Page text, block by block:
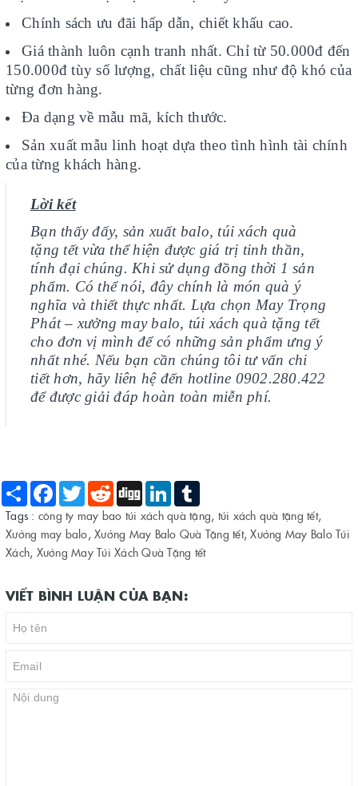
Chính sách ưu đãi hấp dẫn, chiết khấu cao.
Giá thành luôn cạnh tranh nhất. Chỉ từ 50.000đ đến
150.000đ tùy số lượng, chất liệu cũng như độ khó của
từng đơn hàng.
Đa dạng về mẫu mã, kích thước.
Sản xuất mẫu linh hoạt dựa theo tình hình tài chính
của từng khách hàng.
Lời kết
Bạn thấy đấy, sản xuất balo, túi xách quà
tặng tết vừa thể hiện được giá trị tinh thần,
tính đại chúng. Khi sử dụng đồng thời 1 sản
phẩm. Có thể nói, đây chính là món quà ý
nghĩa và thiết thực nhất. Lựa chọn May Trọng
Phát – xưởng may balo, túi xách quà tặng tết
cho đơn vị mình để có những sản phẩm ưng ý
nhất nhé. Nếu bạn cần chúng tôi tư vấn chi
tiết hơn, hãy liên hệ đến hotline 0902.280.422
để được giải đáp hoàn toàn miễn phí.
Share Facebook
Twitter Reddit Digg LinkedIn
Tags : công ty may bao túi xách quà tặng, túi xách quà tặng tết,
Xưởng may balo, Xưởng May Balo Quà Tặng tết,Xưởng May Balo Túi
Xách, Xưởng May Túi Xách Quà Tặng tết
VIẾT BÌNH LUẬN CỦA BẠN: